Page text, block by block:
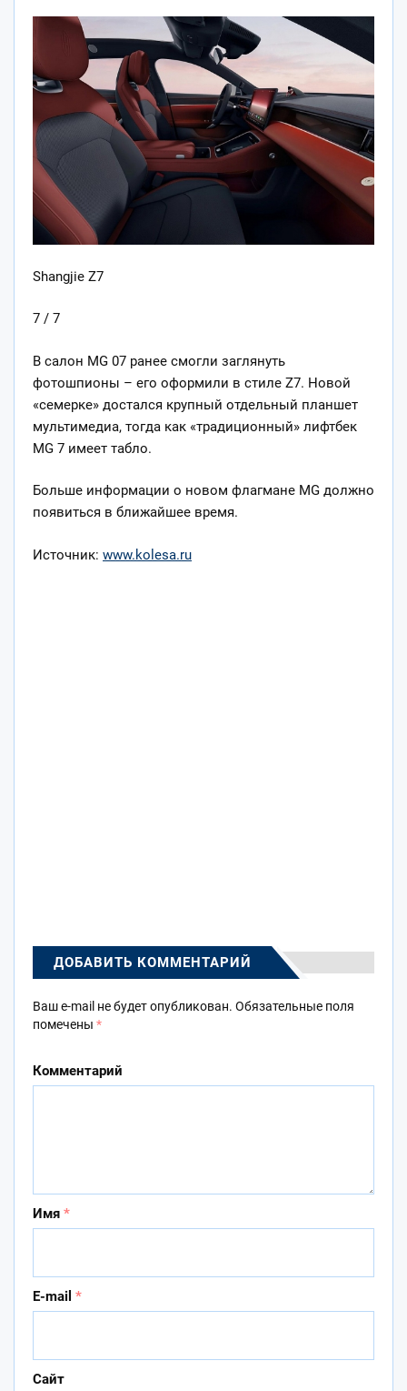
Shangjie Z7
7 / 7
В салон MG 07 ранее смогли заглянуть
фотошпионы – его оформили в стиле Z7. Новой
«семерке» достался крупный отдельный планшет
мультимедиа, тогда как «традиционный» лифтбек
MG 7 имеет табло.
Больше информации о новом флагмане MG должно
появиться в ближайшее время.
Источник: www.kolesa.ru
ДОБАВИТЬ КОММЕНТАРИЙ
Ваш e-mail не будет опубликован. Обязательные поля
помечены *
Комментарий
Имя *
E-mail *
Сайт